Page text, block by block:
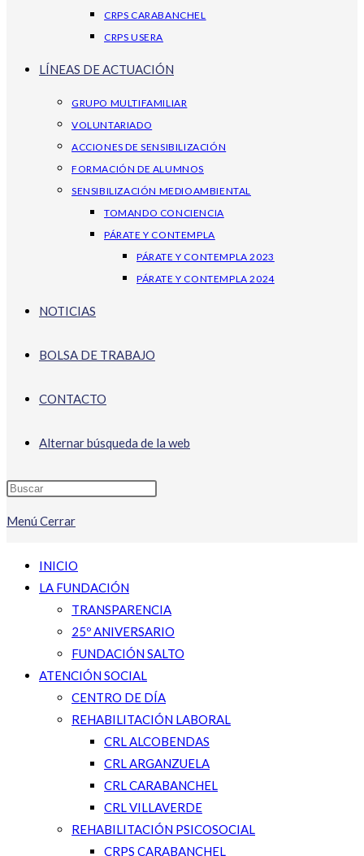
CRPS CARABANCHEL
CRPS USERA
LÍNEAS DE ACTUACIÓN
GRUPO MULTIFAMILIAR
VOLUNTARIADO
ACCIONES DE SENSIBILIZACIÓN
FORMACIÓN DE ALUMNOS
SENSIBILIZACIÓN MEDIOAMBIENTAL
TOMANDO CONCIENCIA
PÁRATE Y CONTEMPLA
PÁRATE Y CONTEMPLA 2023
PÁRATE Y CONTEMPLA 2024
NOTICIAS
BOLSA DE TRABAJO
CONTACTO
Alternar búsqueda de la web
Menú Cerrar
INICIO
LA FUNDACIÓN
TRANSPARENCIA
25º ANIVERSARIO
FUNDACIÓN SALTO
ATENCIÓN SOCIAL
CENTRO DE DÍA
REHABILITACIÓN LABORAL
CRL ALCOBENDAS
CRL ARGANZUELA
CRL CARABANCHEL
CRL VILLAVERDE
REHABILITACIÓN PSICOSOCIAL
CRPS CARABANCHEL